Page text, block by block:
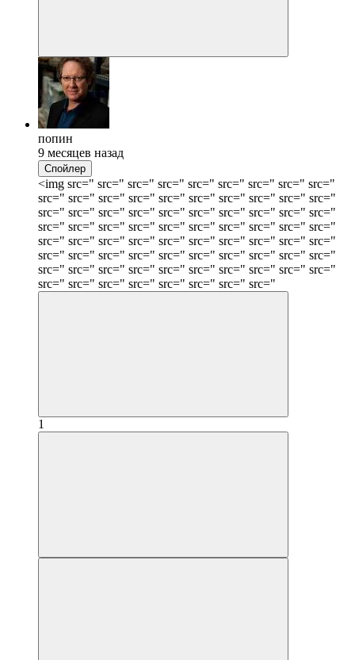
попин
9 месяцев назад
Спойлер
<img src=" src=" src=" src=" src=" src=" src=" src=" src="
src=" src=" src=" src=" src=" src=" src=" src=" src=" src="
src=" src=" src=" src=" src=" src=" src=" src=" src=" src="
src=" src=" src=" src=" src=" src=" src=" src=" src=" src="
src=" src=" src=" src=" src=" src=" src=" src=" src=" src="
src=" src=" src=" src=" src=" src=" src=" src=" src=" src="
src=" src=" src=" src=" src=" src=" src=" src=" src=" src="
src=" src=" src=" src=" src=" src=" src=" src="
1